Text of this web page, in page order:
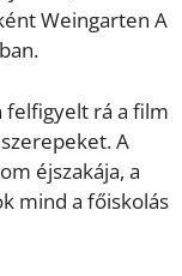
Weingarten A
felfigyelt rá a film
A
éjszakája, a
mind a főiskolás